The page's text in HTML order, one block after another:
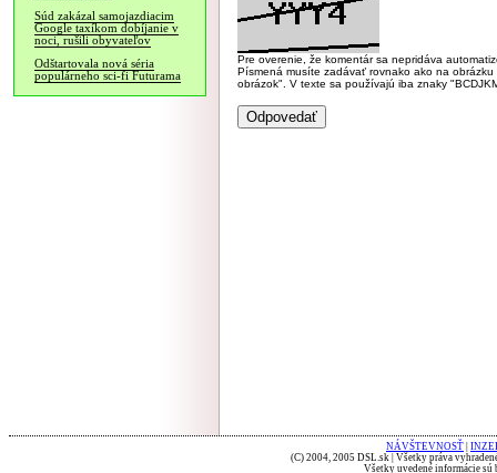
Súd zakázal samojazdiacim
Google taxíkom dobíjanie v
noci, rušili obyvateľov
Odštartovala nová séria
populárneho sci-fi Futurama
Pre overenie, že komentár sa nepridáva
Písmená musíte zadávať rovnako ako na
obrázok". V texte sa používajú iba znaky
NÁVŠTEVNOSŤ
(C) 2004, 2005 DSL.sk | Všetky práva
Všetky uvedené informácie sú